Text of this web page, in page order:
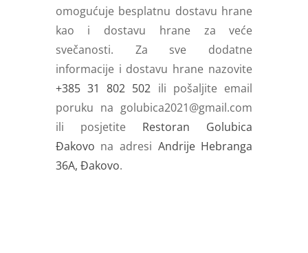
omogućuje besplatnu dostavu hrane
kao i dostavu hrane za veće
svečanosti. Za sve dodatne
informacije i dostavu hrane nazovite
+385 31 802 502 ili pošaljite email
poruku na golubica2021@gmail.com
ili posjetite Restoran Golubica
Đakovo na adresi Andrije Hebranga
36A, Đakovo.